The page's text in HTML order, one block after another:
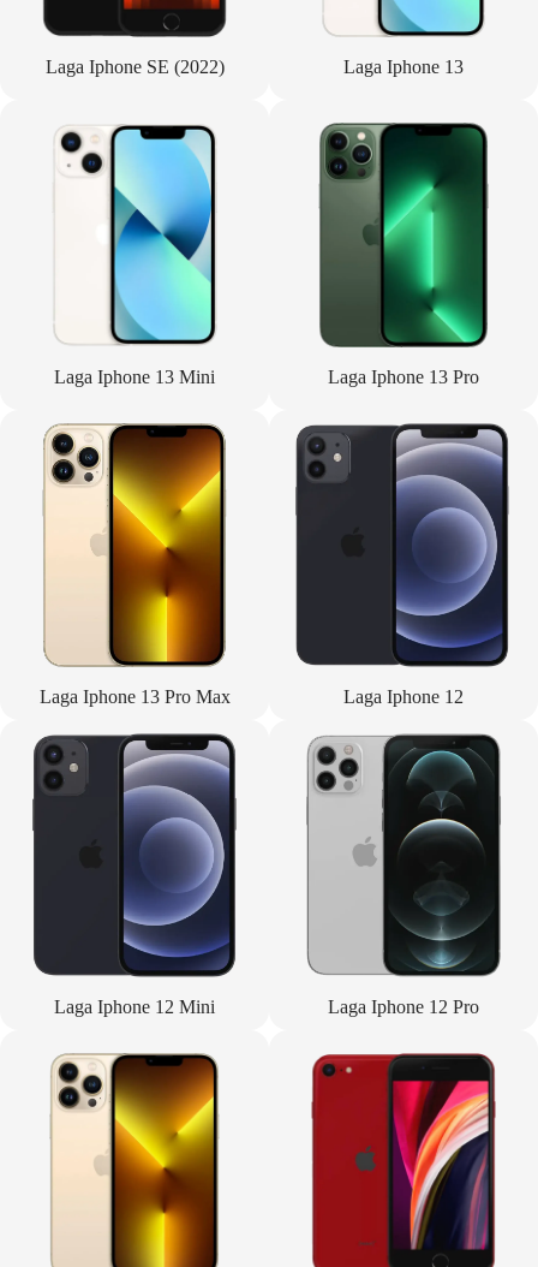
Laga Iphone SE (2022) Laga Iphone 13
Laga Iphone 13 Mini Laga Iphone 13 Pro
Laga Iphone 13 Pro Max Laga Iphone 12
Laga Iphone 12 Mini Laga Iphone 12 Pro